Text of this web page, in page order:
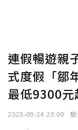
連假暢遊親
式度假「鄒
最低9300元
2025-09-24 23:00